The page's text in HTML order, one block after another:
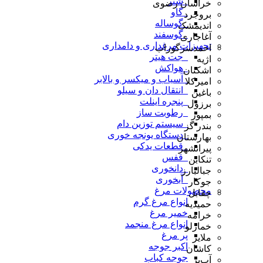
_گاو
_گوساله
_گوسفند
تجهیزات مرغداری و دامداری
_جت هیتر
_هواکش
_آسیاب و میکسر و بالابر
_انتقال دان و سیلو
_پنجره اینلت
_رطوبت ساز
_سیستم توزین دام
_دستگاه یونجه خوری
_قطعات یدکی
_قفس
_دانخوری
_آبخوری
محصولات مرغ
انواع مرغ گرم
خمیر مرغ
انواع مرغ منجمد
پر مرغ
اکبر جوجه
جوجه کباب
خراسان رضوی
بروجرد
اندیمشک
آغاجاری
احمدسرگوراب
اژیه
اشکنان
امیرکلا
باغین
برزول
بمپور
بندر گز
بهارستان
پیرانشهر
تنکابن
جبالبارز
جوکار
چقابل
حمیدیه
خرامه
خمارلو
ملایر
کاشان
آب‌بر